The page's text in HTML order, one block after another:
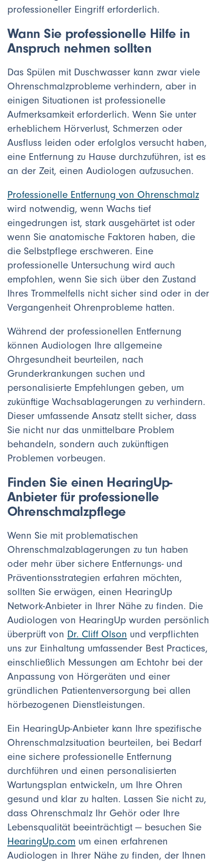
professioneller Eingriff erforderlich.
Wann Sie professionelle Hilfe in
Anspruch nehmen sollten
Das Spülen mit Duschwasser kann zwar viele
Ohrenschmalzprobleme verhindern, aber in
einigen Situationen ist professionelle
Aufmerksamkeit erforderlich. Wenn Sie unter
erheblichem Hörverlust, Schmerzen oder
Ausfluss leiden oder erfolglos versucht haben,
eine Entfernung zu Hause durchzuführen, ist es
an der Zeit, einen Audiologen aufzusuchen.
Professionelle Entfernung von Ohrenschmalz
wird notwendig, wenn Wachs tief
eingedrungen ist, stark ausgehärtet ist oder
wenn Sie anatomische Faktoren haben, die
die Selbstpflege erschweren. Eine
professionelle Untersuchung wird auch
empfohlen, wenn Sie sich über den Zustand
Ihres Trommelfells nicht sicher sind oder in der
Vergangenheit Ohrenprobleme hatten.
Während der professionellen Entfernung
können Audiologen Ihre allgemeine
Ohrgesundheit beurteilen, nach
Grunderkrankungen suchen und
personalisierte Empfehlungen geben, um
zukünftige Wachsablagerungen zu verhindern.
Dieser umfassende Ansatz stellt sicher, dass
Sie nicht nur das unmittelbare Problem
behandeln, sondern auch zukünftigen
Problemen vorbeugen.
Finden Sie einen HearingUp-
Anbieter für professionelle
Ohrenschmalzpflege
Wenn Sie mit problematischen
Ohrenschmalzablagerungen zu tun haben
oder mehr über sichere Entfernungs- und
Präventionsstrategien erfahren möchten,
sollten Sie erwägen, einen HearingUp
Network-Anbieter in Ihrer Nähe zu finden. Die
Audiologen von HearingUp wurden persönlich
überprüft von Dr. Cliff Olson und verpflichten
uns zur Einhaltung umfassender Best Practices,
einschließlich Messungen am Echtohr bei der
Anpassung von Hörgeräten und einer
gründlichen Patientenversorgung bei allen
hörbezogenen Dienstleistungen.
Ein HearingUp-Anbieter kann Ihre spezifische
Ohrenschmalzsituation beurteilen, bei Bedarf
eine sichere professionelle Entfernung
durchführen und einen personalisierten
Wartungsplan entwickeln, um Ihre Ohren
gesund und klar zu halten. Lassen Sie nicht zu,
dass Ohrenschmalz Ihr Gehör oder Ihre
Lebensqualität beeinträchtigt — besuchen Sie
HearingUp.com um einen erfahrenen
Audiologen in Ihrer Nähe zu finden, der Ihnen